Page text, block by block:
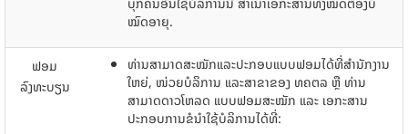
ໝົດ​ອາຍຸ.
ຟອມ
ລົງທະບຽນ
ທ່ານ​ສາມາດສະໝັກ​ແລະ​ປະກອບ​ແບບ​ຟອມ​ໄດ້​ທີ່​ສໍານັກງານ​
ໃຫຍ່, ໜ່ວຍ​ບໍລິການ ​ແລະ​ສາຂາ​ຂອງ ທຄຕລ ຫຼື ​ທ່ານ​
ສາມາດ​ດາວ​ໂຫລດ ​ແບບ​ຟອມສະໝັກ ​ແລະ ​ເອກະສາ​ນ
ປະກອບ​ການ​ຂໍ​ນໍາ​ໃຊ້​ບໍລິການ​ໄດ້​ທີ່: